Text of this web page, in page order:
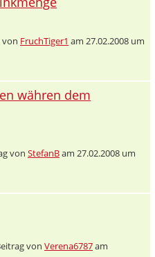
von FruchTiger1 am 27.02.2008 um
währen dem
von StefanBam 27.02.2008 um
von Verena6787am